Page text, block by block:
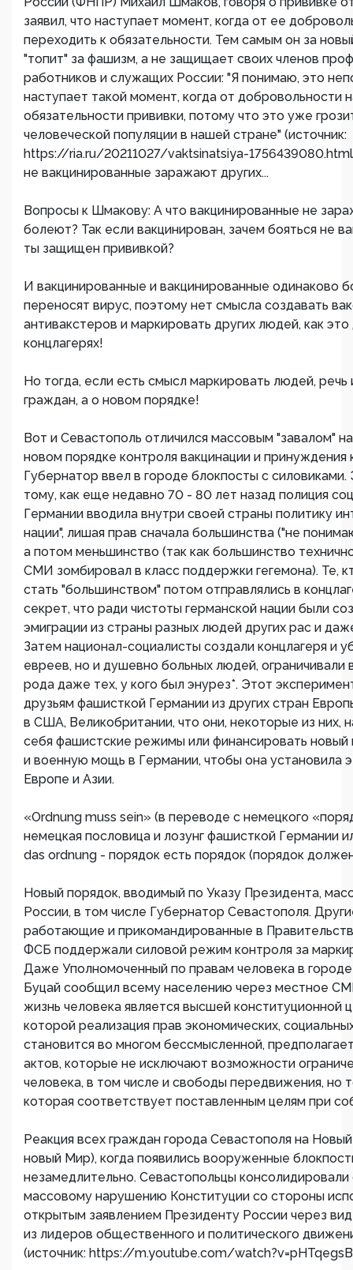
заявил, что наступает момент, когда от ее
переходить к обязательности. Тем самым он за
"топит" за фашизм, а не защищает своих членов
работников и служащих России: "Я понимаю, это
наступает такой момент, когда от добровольности
обязательности прививки, потому что это уже
человеческой популяции в нашей стране" (источник:
https://ria.ru/20211027/vaktsinatsiya-
не вакцинированные заражают других...
Вопросы к Шмакову: А что вакцинированные не
болеют? Так если вакцинирован, зачем бояться не
ты защищен прививкой?
И вакцинированные и вакцинированные одинаково
переносят вирус, поэтому нет смысла создавать
антивакстеров и маркировать других людей, как
концлагерях!
Но тогда, если есть смысл маркировать людей,
граждан, а о новом порядке!
Вот и Севастополь отличился массовым "завалом"
новом порядке контроля вакцинации и принуждения
Губернатор ввел в городе блокпосты с
тому, как еще недавно 70 - 80 лет назад полиция
Германии вводила внутри своей страны политику
нации", лишая прав сначала большинства ("не
а потом меньшинство (так как большинство
СМИ зомбировал в класс поддержки гегемона). Те,
стать "большинством" потом отправлялись в
секрет, что ради чистоты германской нации были
эмиграции из страны разных людей других рас и
Затем национал-социалисты создали концлагеря и
евреев, но и душевно больных людей, ограничивали
рода даже тех, у кого был энурез*. Этот
друзьям фашисткой Германии из других стран
в США, Великобритании, что они, некоторые из них,
себя фашистские режимы или финансировать новый
и военную мощь в Германии, чтобы она установила
Европе и Азии.
«Ordnung muss sein» (в переводе с немецкого
немецкая пословица и лозунг фашисткой Германии
das ordnung - порядок есть порядок (порядок
Новый порядок, вводимый по Указу Президента,
России, в том числе Губернатор Севастополя.
работающие и прикомандированные в
ФСБ поддержали силовой режим контроля за
Даже Уполномоченный по правам человека в
Буцай сообщил всему населению через местное
жизнь человека является высшей конституционной
которой реализация прав экономических,
становится во многом бессмысленной,
актов, которые не исключают возможности
человека, в том числе и свободы передвижения, но
которая соответствует поставленным целям при
Реакция всех граждан города Севастополя на
новый Мир), когда появились вооруженные
незамедлительно. Севастопольцы
массовому нарушению Конституции со стороны
открытым заявлением Президенту России через
из лидеров общественного и политического
(источник: https://m.youtube.com/